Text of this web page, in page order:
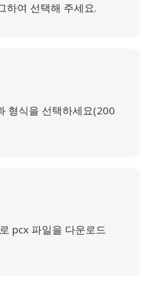
하여 선택해 주세요.
형식을 선택하세요(200
pcx 파일을 다운로드